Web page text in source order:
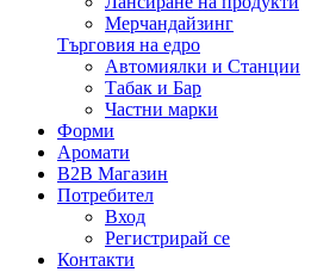
Мерчандайзинг
Търговия на едро
Автомиялки и Станции
Табак и Бар
Частни марки
Форми
Аромати
B2B Магазин
Потребител
Вход
Регистрирай се
Контакти